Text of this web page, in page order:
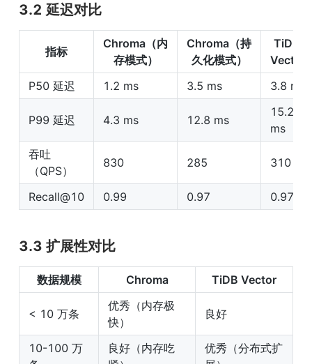
3.2 延迟对比
指标
Chroma（内
存模式）
Chroma（持
久化模式）
TiDB
Vector
P50 延迟
1.2 ms 3.5 ms 3.8 ms
P99 延迟 4.3 ms 12.8 ms
15.2
ms
吞吐
（QPS）
830 285 310
Recall@10 0.99 0.97 0.97
3.3 扩展性对比
数据规模 Chroma TiDB Vector
< 10 万条
优秀（内存极
快）
良好
10-100 万
良好（内存吃
优秀（分布式扩